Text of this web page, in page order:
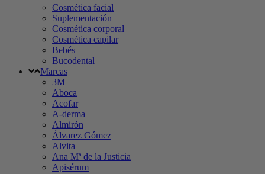
Cosmética facial
Suplementación
Cosmética corporal
Cosmética capilar
Bebés
Bucodental
Marcas
3M
Aboca
Acofar
A-derma
Almirón
Álvarez Gómez
Alvita
Ana Mª de la Justicia
Apisérum